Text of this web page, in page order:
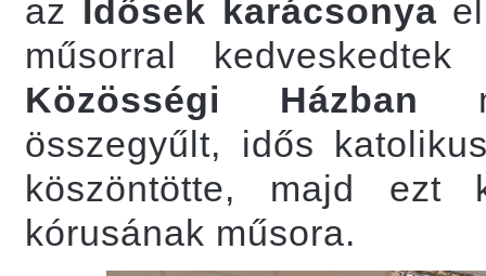
az Idősek karácsonya
műsorral
Közösségi Házban
összegyűlt, idős
köszöntötte, majd ezt
kórusának műsora.